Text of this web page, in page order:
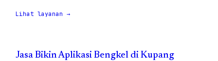
Lihat layanan →
Jasa Bikin Aplikasi Bengkel di Kupang